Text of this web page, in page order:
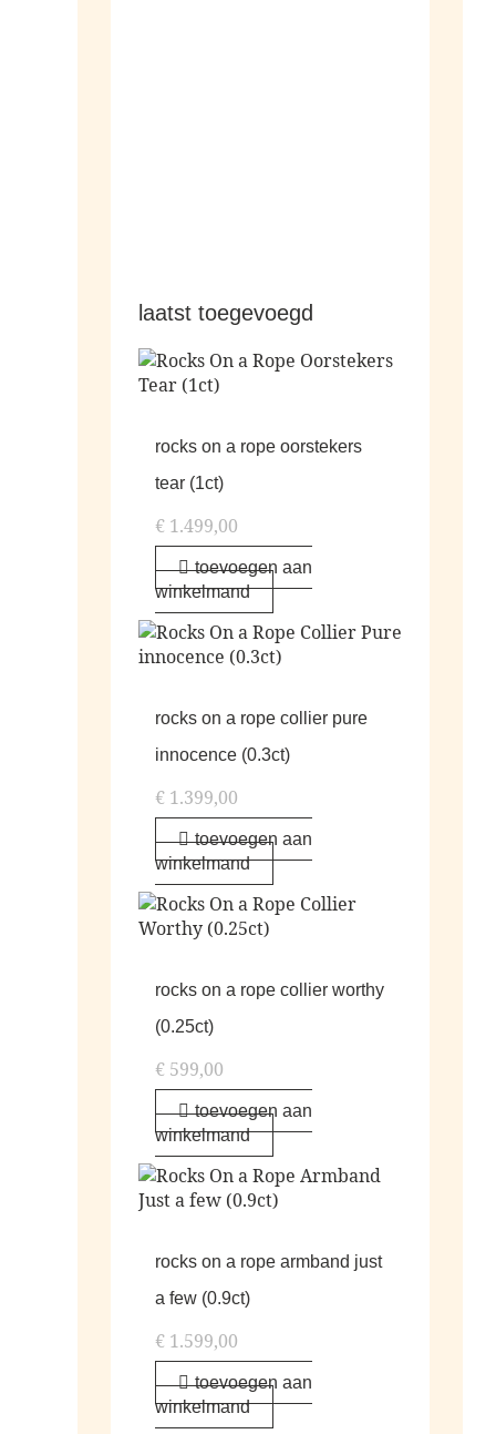
laatst toegevoegd
rocks on a rope oorstekers
tear (1ct)
€ 1.499,00
toevoegen aan
winkelmand
rocks on a rope collier pure
innocence (0.3ct)
€ 1.399,00
toevoegen aan
winkelmand
rocks on a rope collier worthy
(0.25ct)
€ 599,00
toevoegen aan
winkelmand
rocks on a rope armband just
a few (0.9ct)
€ 1.599,00
toevoegen aan
winkelmand